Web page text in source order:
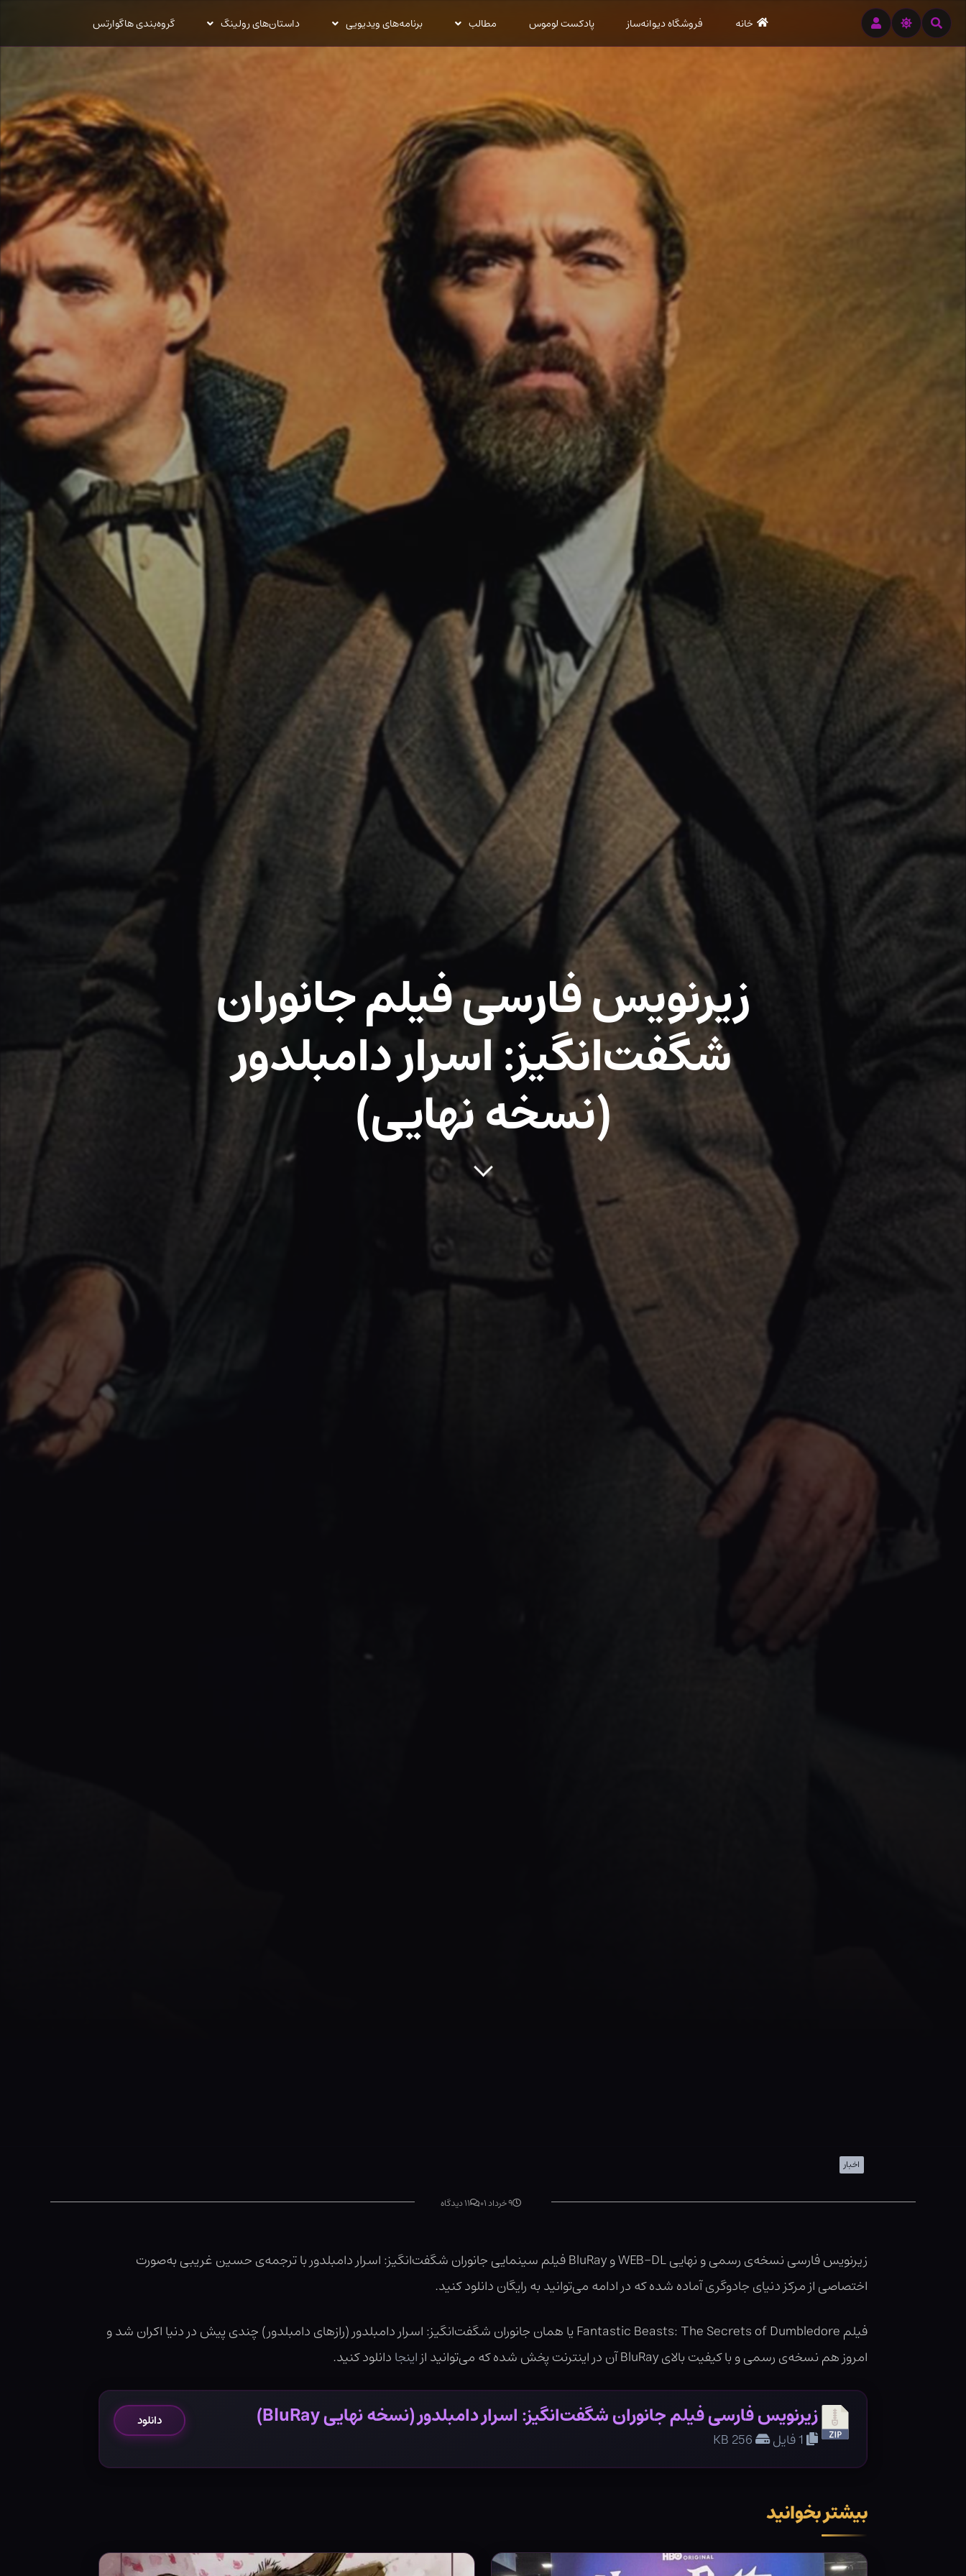
ورود
خانه فروشگاه دیوانه‌ساز پادکست لوموس مطالب برنامه‌های ویدیویی داستان‌های رولینگ گروه‌بندی هاگوارتس
زیرنویس فارسی فیلم جانوران
شگفت‌انگیز: اسرار دامبلدور
(نسخه نهایی)
اخبار
۹ خرداد ۰۱ ۱۱ دیدگاه
زیرنویس فارسی نسخه‌ی رسمی و نهایی WEB-DL و BluRay فیلم سینمایی جانوران شگفت‌انگیز: اسرار دامبلدور با ترجمه‌ی حسین غریبی به‌صورت
اختصاصی از مرکز دنیای جادوگری آماده شده که در ادامه می‌توانید به رایگان دانلود کنید.
فیلم Fantastic Beasts: The Secrets of Dumbledore یا همان جانوران شگفت‌انگیز: اسرار دامبلدور (رازهای دامبلدور) چندی پیش در دنیا اکران شد و
امروز هم نسخه‌ی رسمی و با کیفیت بالای BluRay آن در اینترنت پخش شده که می‌توانید از
اینجادانلود کنید.
زیرنویس فارسی فیلم جانوران شگفت‌انگیز: اسرار دامبلدور (نسخه نهایی BluRay) دانلود
بیشتر بخوانید